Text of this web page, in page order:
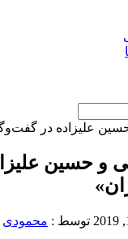
و حسین
توسط : محمودی